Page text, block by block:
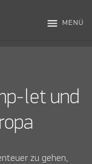
menu MENÜ
let und
zu gehen,